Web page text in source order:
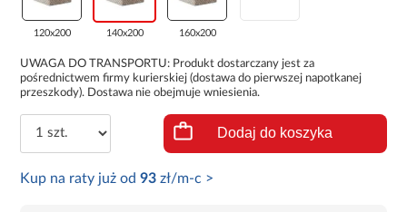
120x200 140x200 160x200
UWAGA DO TRANSPORTU: Produkt dostarczany jest za
pośrednictwem firmy kurierskiej (dostawa do pierwszej napotkanej
przeszkody). Dostawa nie obejmuje wniesienia.
Dodaj do koszyka
Kup na raty już od93 zł/m-c >